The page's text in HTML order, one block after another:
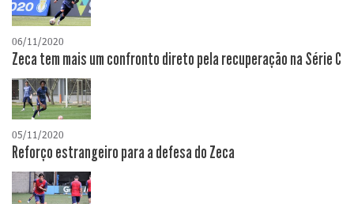
06/11/2020
Zeca tem mais um confronto direto pela recuperação na Série C
05/11/2020
Reforço estrangeiro para a defesa do Zeca